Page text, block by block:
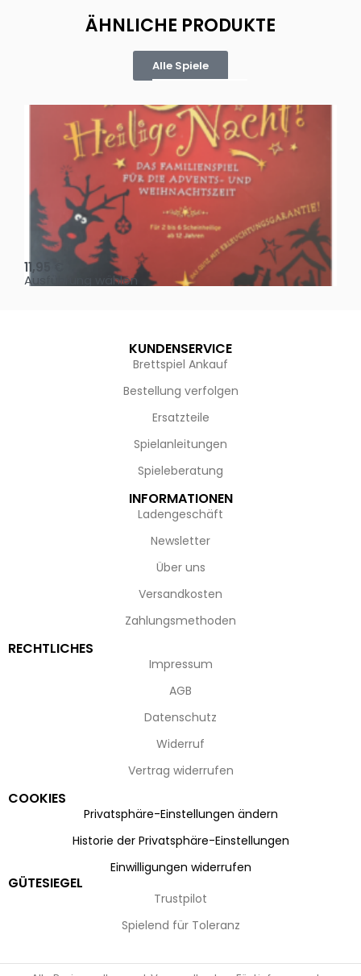
ÄHNLICHE PRODUKTE
Alle Spiele
Oh, heilige Nacht!
11,95
Ausführung wählen
KUNDENSERVICE
Brettspiel Ankauf
Bestellung verfolgen
Ersatzteile
Spielanleitungen
Spieleberatung
INFORMATIONEN
Ladengeschäft
Newsletter
Über uns
Versandkosten
Zahlungsmethoden
RECHTLICHES
Impressum
AGB
Datenschutz
Widerruf
Vertrag widerrufen
COOKIES
Privatsphäre-Einstellungen ändern
Historie der Privatsphäre-Einstellungen
Einwilligungen widerrufen
GÜTESIEGEL
Trustpilot
Spielend für Toleranz